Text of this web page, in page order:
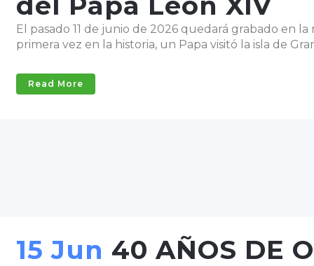
El pasado 11 de junio de 2026 quedará grabado en
primera vez en la historia, un Papa visitó la isla de
Read More
15 Jun 40 AÑOS DE